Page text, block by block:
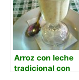
Arroz con leche
tradicional con